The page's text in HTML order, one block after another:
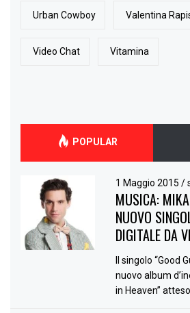
Urban Cowboy Valentina
Video Chat Vitamina
POPULAR
1 Maggio 2015/
MUSICA:
NUOVO
DIGITALE DA
Il singolo “Good
nuovo album
in Heaven”